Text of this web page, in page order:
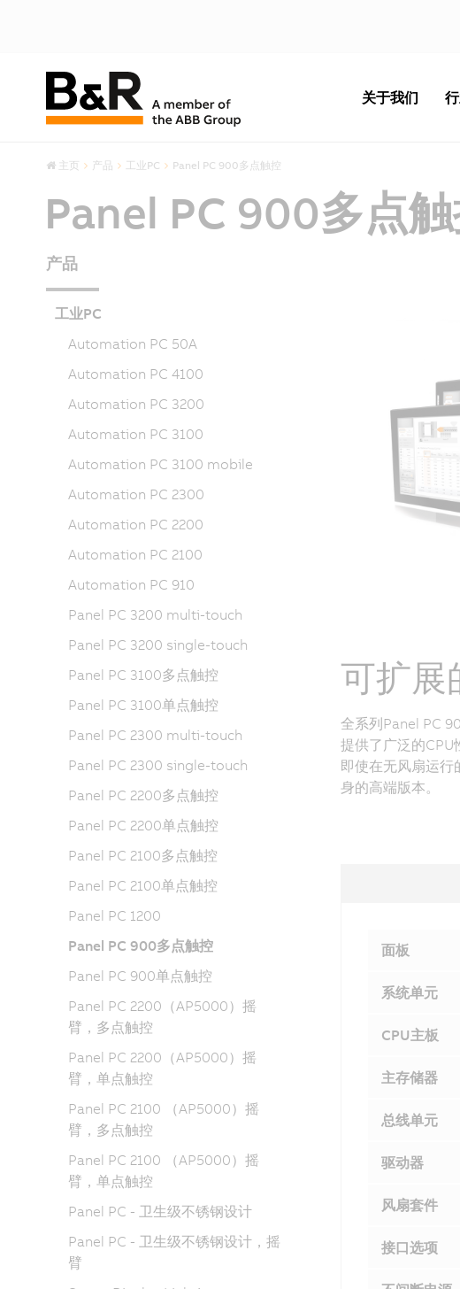
关于我们
主页 产品 工业PC Panel PC 900多点触控
Panel PC 900多点
可扩展
全系列Panel PC
提供了广泛的CPU
即使在无风扇运行
身的高端版本。
面板
系统单元
CPU主板
主存储器
总线单元
驱动器
风扇套件
接口选项
产品
工业PC
Automation PC 50A
Automation PC 4100
Automation PC 3200
Automation PC 3100
Automation PC 3100 mobile
Automation PC 2300
Automation PC 2200
Automation PC 2100
Automation PC 910
Panel PC 3200 multi-touch
Panel PC 3200 single-touch
Panel PC 3100多点触控
Panel PC 3100单点触控
Panel PC 2300 multi-touch
Panel PC 2300 single-touch
Panel PC 2200多点触控
Panel PC 2200单点触控
Panel PC 2100多点触控
Panel PC 2100单点触控
Panel PC 1200
Panel PC 900多点触控
Panel PC 900单点触控
Panel PC 2200（AP5000）摇
臂，多点触控
Panel PC 2200（AP5000）摇
臂，单点触控
Panel PC 2100 （AP5000）摇
臂，多点触控
Panel PC 2100 （AP5000）摇
臂，单点触控
Panel PC - 卫生级不锈钢设计
Panel PC - 卫生级不锈钢设计，摇
臂